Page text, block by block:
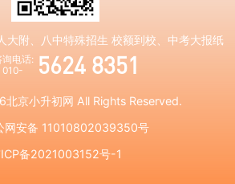
大附、八中特殊招生 校额到校、中考大报纸
询电话:
010-
5624 8351
北京小升初网 All Rights Reserved.
网安备 11010802039350号
备2021003152号-1